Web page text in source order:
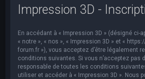
Impression 3D -
En accédant à « Impression 3D » (désigné ci-
« notre », « nos », « Impression 3D » et «
forum.fr »), vous acceptez d’être légalement
conditions suivantes. Si vous n’acceptez pas
responsable de toutes les conditions
utiliser et accéder à « Impression 3D ». Nous